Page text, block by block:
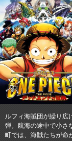
ルフィ海賊団が繰り広
弾。航海の途中で小さ
町では、海賊たちが命